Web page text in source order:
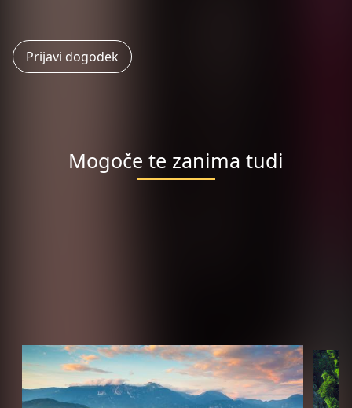
Prijavi dogodek
Mogoče te zanima tudi